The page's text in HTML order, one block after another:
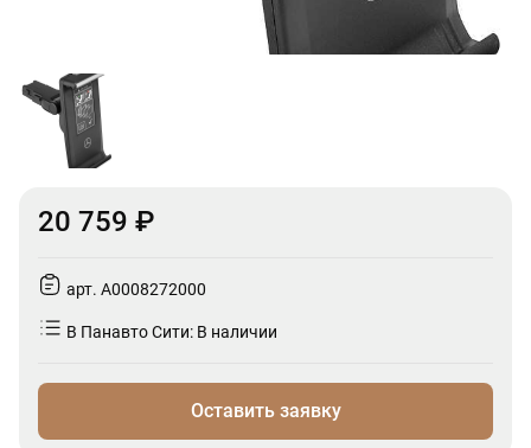
20 759 ₽
арт. A0008272000
В Панавто Сити: В наличии
Оставить заявку